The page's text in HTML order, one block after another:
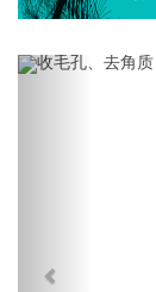
Previous